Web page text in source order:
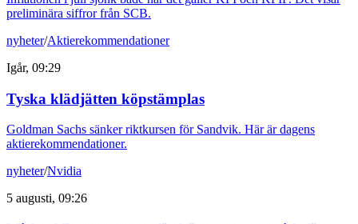
preliminära siffror från SCB.
nyheter/Aktierekommendationer
Igår, 09:29
Tyska klädjätten köpstämplas
Goldman Sachs sänker riktkursen för Sandvik. Här är dagens
aktierekommendationer.
nyheter/Nvidia
5 augusti, 09:26